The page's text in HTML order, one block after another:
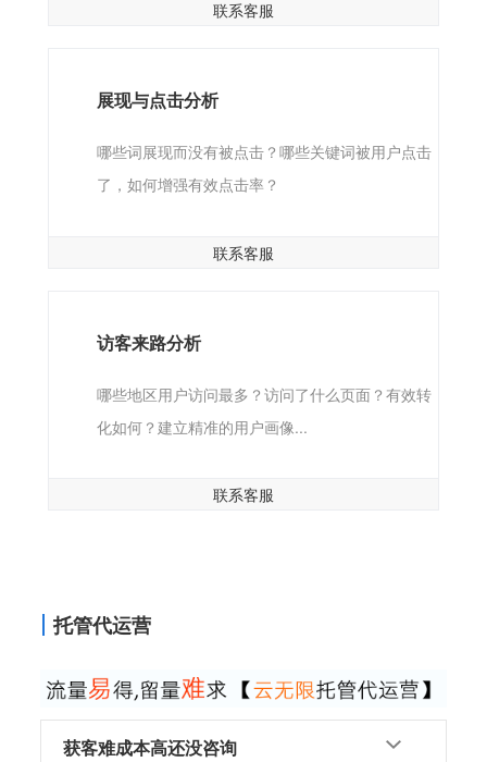
联系客服
展现与点击分析
哪些词展现而没有被点击？哪些关键词被用户点击
了，如何增强有效点击率？
联系客服
访客来路分析
哪些地区用户访问最多？访问了什么页面？有效转
化如何？建立精准的用户画像...
联系客服
托管代运营
获客难成本高还没咨询